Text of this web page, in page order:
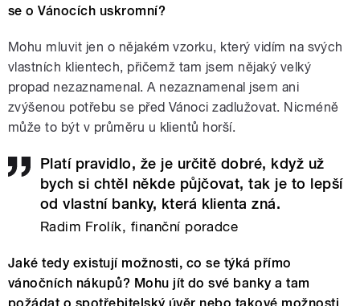
se o Vánocích uskromní?
Mohu mluvit jen o nějakém vzorku, který vidím na svých
vlastních klientech, přičemž tam jsem nějaký velký
propad nezaznamenal. A nezaznamenal jsem ani
zvýšenou potřebu se před Vánoci zadlužovat. Nicméně
může to být v průměru u klientů horší.
Platí pravidlo, že je určitě dobré, když už
bych si chtěl někde půjčovat, tak je to lepší
od vlastní banky, která klienta zná.
Radim Frolík, finanční poradce
Jaké tedy existují možnosti, co se týká přímo
vánočních nákupů? Mohu jít do své banky a tam